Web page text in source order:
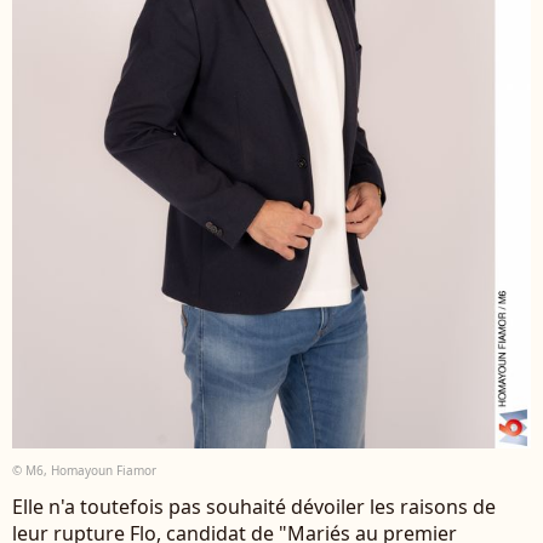
© M6, Homayoun Fiamor
Elle n'a toutefois pas souhaité dévoiler les raisons de
leur rupture Flo, candidat de "Mariés au premier